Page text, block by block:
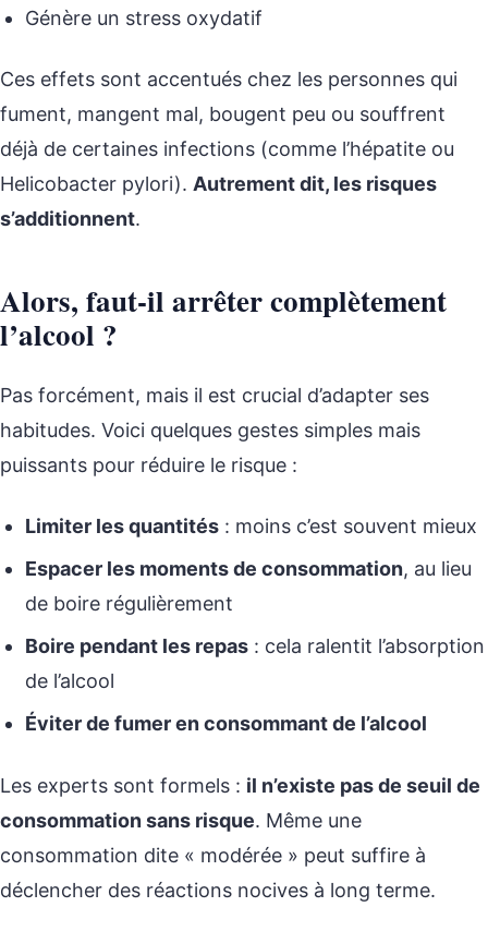
Génère un stress oxydatif
Ces effets sont accentués chez les personnes qui
fument, mangent mal, bougent peu ou souffrent
déjà de certaines infections (comme l’hépatite ou
Helicobacter pylori). Autrement dit, les risques
s’additionnent.
Alors, faut-il arrêter complètement
l’alcool ?
Pas forcément, mais il est crucial d’adapter ses
habitudes. Voici quelques gestes simples mais
puissants pour réduire le risque :
Limiter les quantités : moins c’est souvent mieux
Espacer les moments de consommation, au lieu
de boire régulièrement
Boire pendant les repas : cela ralentit l’absorption
de l’alcool
Éviter de fumer en consommant de l’alcool
Les experts sont formels : il n’existe pas de seuil de
consommation sans risque. Même une
consommation dite « modérée » peut suffire à
déclencher des réactions nocives à long terme.